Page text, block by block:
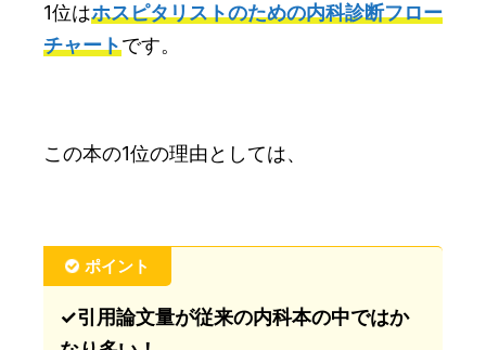
1位はホスピタリストのための内科診断フロー
チャートです。
この本の1位の理由としては、
ポイント
✓引用論文量が従来の内科本の中ではか